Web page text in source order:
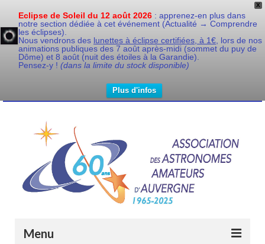
X
Eclipse de Soleil du 12 août 2026 : apprenez-en plus dans
notre section dédiée à cet événement (Actualité → Comprendre
les éclipses).
Nous vendrons des lunettes à éclipse certifiées, à 1€, lors de nos
animations publiques des 7 août après-midi (sommet du puy de
Dôme) et 8 août (nuit des étoiles à la Garandie).
Pensez-y ! (dans la limite du stock disponible)
Plus d'infos
Menu